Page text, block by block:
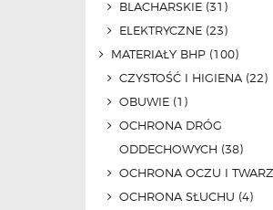
BLACHARSKIE (31)
ELEKTRYCZNE (23)
MATERIAŁY BHP (100)
CZYSTOŚĆ I HIGIENA (22)
OBUWIE (1)
OCHRONA DRÓG
ODDECHOWYCH (38)
OCHRONA OCZU I
OCHRONA SŁUCHU (4)